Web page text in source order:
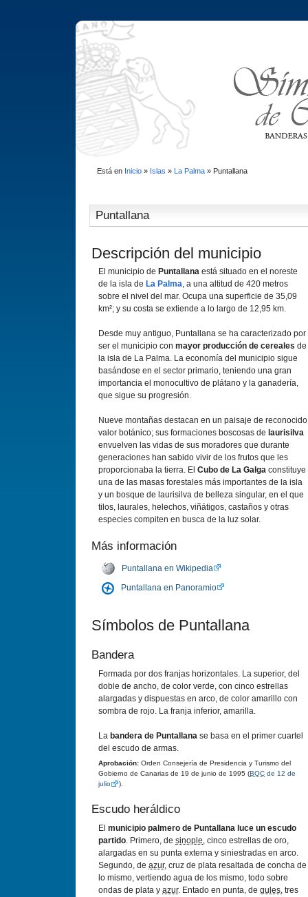
Está en Inicio» Islas » La Palma» Puntallana
Puntallana
Descripción del municipio
El municipio de Puntallana está situado en el noreste
de la isla de La Palma, a una altitud de 420 metros
sobre el nivel del mar. Ocupa una superficie de 35,09
km²; y su costa se extiende a lo largo de 12,95 km.
Desde muy antiguo, Puntallana se ha caracterizado por
ser el municipio con mayor producción de cereales de
la isla de La Palma. La economía del municipio sigue
basándose en el sector primario, teniendo una gran
importancia el monocultivo de plátano y la ganadería,
que sigue su progresión.
Nueve montañas destacan en un paisaje de reconocido
valor botánico; sus formaciones boscosas de laurisilva
envuelven las vidas de sus moradores que durante
generaciones han sabido vivir de los frutos que les
proporcionaba la tierra. El Cubo de La Galga constituye
una de las masas forestales más importantes de la isla
y un bosque de laurisilva de belleza singular, en el que
tilos, laurales, helechos, viñátigos, castaños y otras
especies compiten en busca de la luz solar.
Más información
Puntallana en Wikipedia
Puntallana en Panoramio
Símbolos de Puntallana
Bandera
Formada por dos franjas horizontales. La superior, del
doble de ancho, de color verde, con cinco estrellas
alargadas y dispuestas en arco, de color amarillo con
sombra de rojo. La franja inferior, amarilla.
La bandera de Puntallana se basa en el primer cuartel
del escudo de armas.
Aprobación: Orden Consejería de Presidencia y Turismo del
Gobierno de Canarias de 19 de junio de 1995 (BOC de 12 de
julio
).
Escudo heráldico
El municipio palmero de Puntallana luce un escudo
partido. Primero, de sinople, cinco estrellas de oro,
alargadas en su punta externa y siniestradas en arco.
Segundo, de azur, cruz de plata resaltada de concha de
lo mismo, vertiendo agua de los mismo, todo sobre
ondas de plata y azur. Entado en punta, de gules, tres